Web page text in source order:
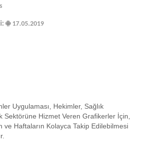
17.05.2019
Uygulaması, Hekimler, Sağlık
Sektörüne Hizmet Veren Grafikerler İçin,
ve Haftaların Kolayca Takip Edilebilmesi